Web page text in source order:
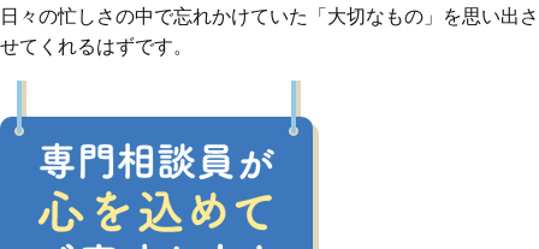
日々の忙しさの中で忘れかけていた「大切なもの」を思い出さ
せてくれるはずです。